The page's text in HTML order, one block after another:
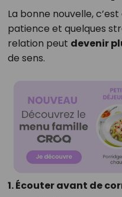
La bonne nouvelle,
patience et quelques
relation peut devenir
de sens.
1. Écouter avant de